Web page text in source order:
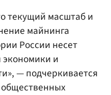
текущий масштаб и
майнинга
России несет
и
— подчеркивается
общественных